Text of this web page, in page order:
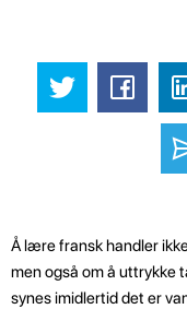
Å lære fransk handler
men også om å uttrykke
synes imidlertid det er